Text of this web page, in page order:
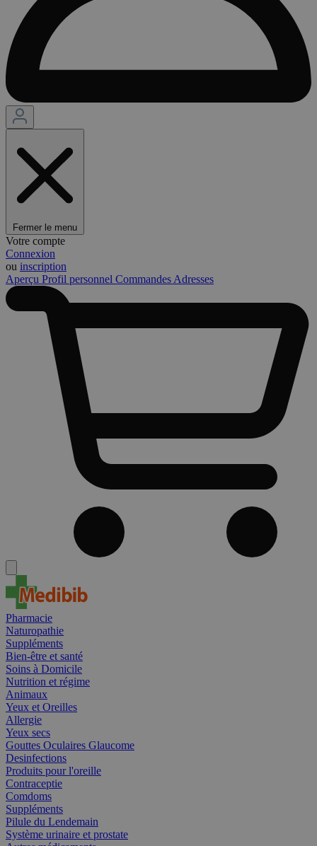
Fermer le menu
Votre compte
Connexion
ou inscription
Aperçu Profil personnel Commandes Adresses
Pharmacie
Naturopathie
Suppléments
Bien-être et santé
Soins à Domicile
Nutrition et régime
Animaux
Yeux et Oreilles
Allergie
Yeux secs
Gouttes Oculaires Glaucome
Desinfections
Produits pour l'oreille
Contraceptie
Comdoms
Suppléments
Pilule du Lendemain
Système urinaire et prostate